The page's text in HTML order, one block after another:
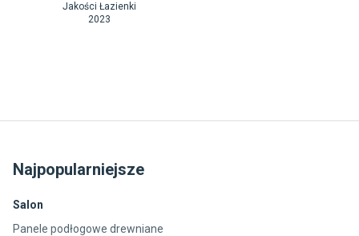
Jakości Łazienki
2023
Najpopularniejsze
Salon
Panele podłogowe drewniane